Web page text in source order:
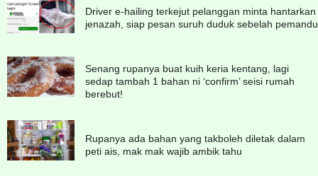
Driver e-hailing terkejut pelanggan minta hantarkan
jenazah, siap pesan suruh duduk sebelah pemandu
Senang rupanya buat kuih keria kentang, lagi
sedap tambah 1 bahan ni ‘confirm’ seisi rumah
berebut!
Rupanya ada bahan yang takboleh diletak dalam
peti ais, mak mak wajib ambik tahu